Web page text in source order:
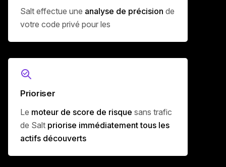
Salt effectue une analyse de précision de
votre code privé pour les
Prioriser
Le moteur de score de risque sans trafic
de Salt priorise immédiatement tous les
actifs découverts